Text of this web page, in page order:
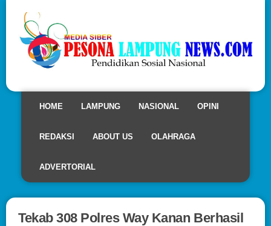
HOME LAMPUNG NASIONAL OPINI
REDAKSI ABOUT US OLAHRAGA
ADVERTORIAL
Tekab 308 Polres Way Kanan Berhasil